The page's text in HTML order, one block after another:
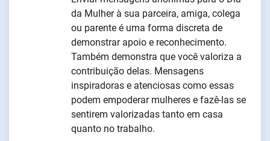
da Mulher à sua parceira, amiga, colega
ou parente é uma forma discreta de
demonstrar apoio e reconhecimento.
Também demonstra que você valoriza a
contribuição delas. Mensagens
inspiradoras e atenciosas como essas
podem empoderar mulheres e fazê-las se
sentirem valorizadas tanto em casa
quanto no trabalho.